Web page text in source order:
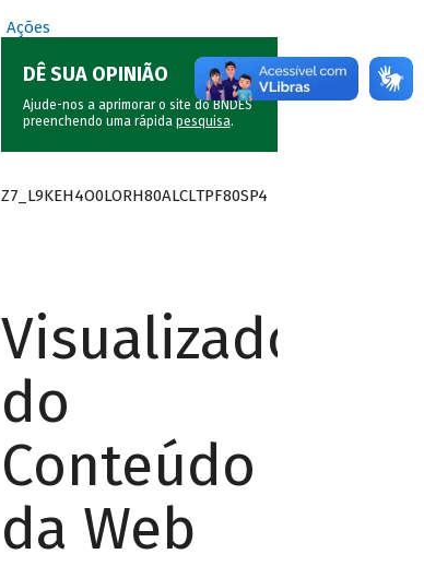
Ações
DÊ SUA OPINIÃO
Ajude-nos a aprimorar o site do BNDES
preenchendo uma rápida pesquisa.
Z7_L9KEH4O0LORH80ALCLTPF80SP4
Visualizador
do
Conteúdo
da Web